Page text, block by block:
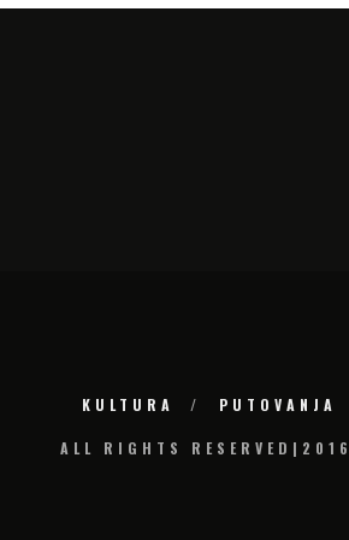
KULTURA PUTOVANJA
ALL RIGHTS